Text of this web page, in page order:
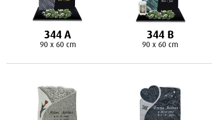
344 A
90 x 60 cm
344 B
90 x 60 cm